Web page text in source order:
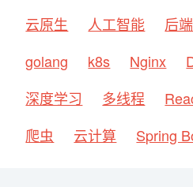
云原生
人工智能 后端
golang
k8s Nginx
深度学习
多线程
爬虫
云计算 Spring